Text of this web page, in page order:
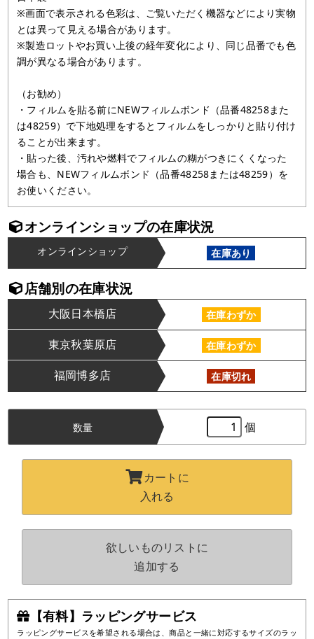
※画面で表示される色彩は、ご覧いただく機器などにより実物
とは異って見える場合があります。
※製造ロットやお買い上後の経年変化により、同じ品番でも色
調が異なる場合があります。
（お勧め）
・フィルムを貼る前にNEWフィルムボンド（品番48258また
は48259）で下地処理をするとフィルムをしっかりと貼り付け
ることが出来ます。
・貼った後、汚れや燃料でフィルムの糊がつきにくくなった
場合も、NEWフィルムボンド（品番48258または48259）を
お使いください。
オンラインショップの在庫状況
オンラインショップ 在庫あり
店舗別の在庫状況
大阪日本橋店 在庫わずか
東京秋葉原店 在庫わずか
福岡博多店 在庫切れ
【有料】ラッピングサービス
ラッピングサービスを希望される場合は、商品と一緒に対応するサイズのラッ
数量 個
カートに
入れる
欲しいものリストに
追加する